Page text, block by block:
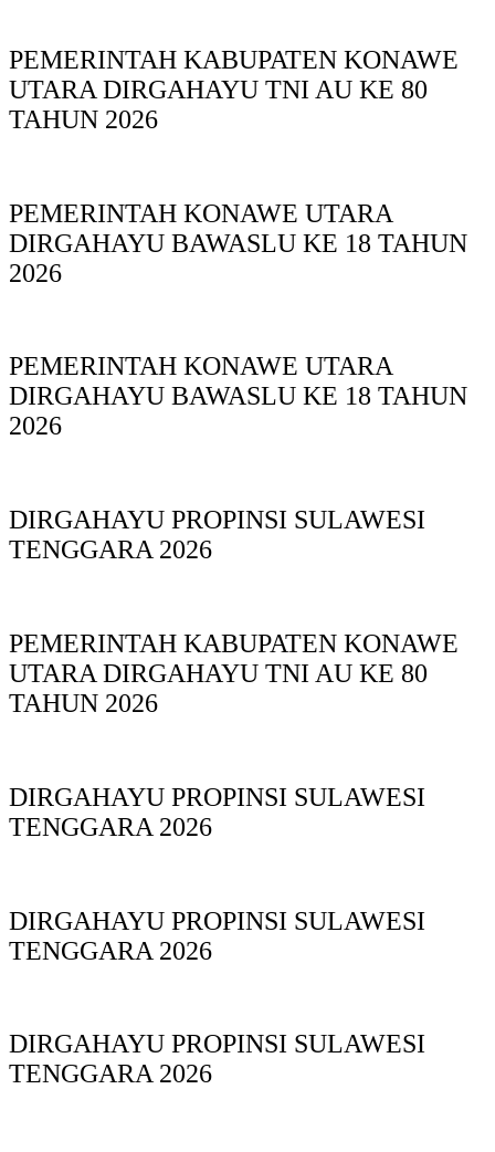
PEMERINTAH KABUPATEN KONAWE
UTARA DIRGAHAYU TNI AU KE 80
TAHUN 2026
PEMERINTAH KONAWE UTARA
DIRGAHAYU BAWASLU KE 18 TAHUN
2026
PEMERINTAH KONAWE UTARA
DIRGAHAYU BAWASLU KE 18 TAHUN
2026
DIRGAHAYU PROPINSI SULAWESI
TENGGARA 2026
PEMERINTAH KABUPATEN KONAWE
UTARA DIRGAHAYU TNI AU KE 80
TAHUN 2026
DIRGAHAYU PROPINSI SULAWESI
TENGGARA 2026
DIRGAHAYU PROPINSI SULAWESI
TENGGARA 2026
DIRGAHAYU PROPINSI SULAWESI
TENGGARA 2026